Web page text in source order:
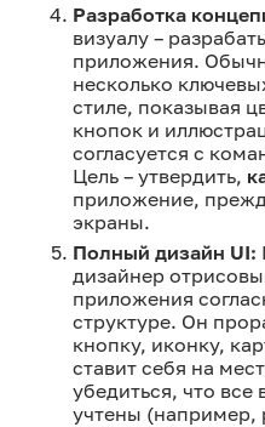
Разработка
визуалу –
приложения.
несколько
стиле, показывая
кнопок и
согласуется с
Цель – утвердить,
приложение,
экраны.
Полный дизайн UI:
дизайнер
приложения
структуре. Он
кнопку, иконку,
ставит себя на
убедиться, что все
учтены (например,